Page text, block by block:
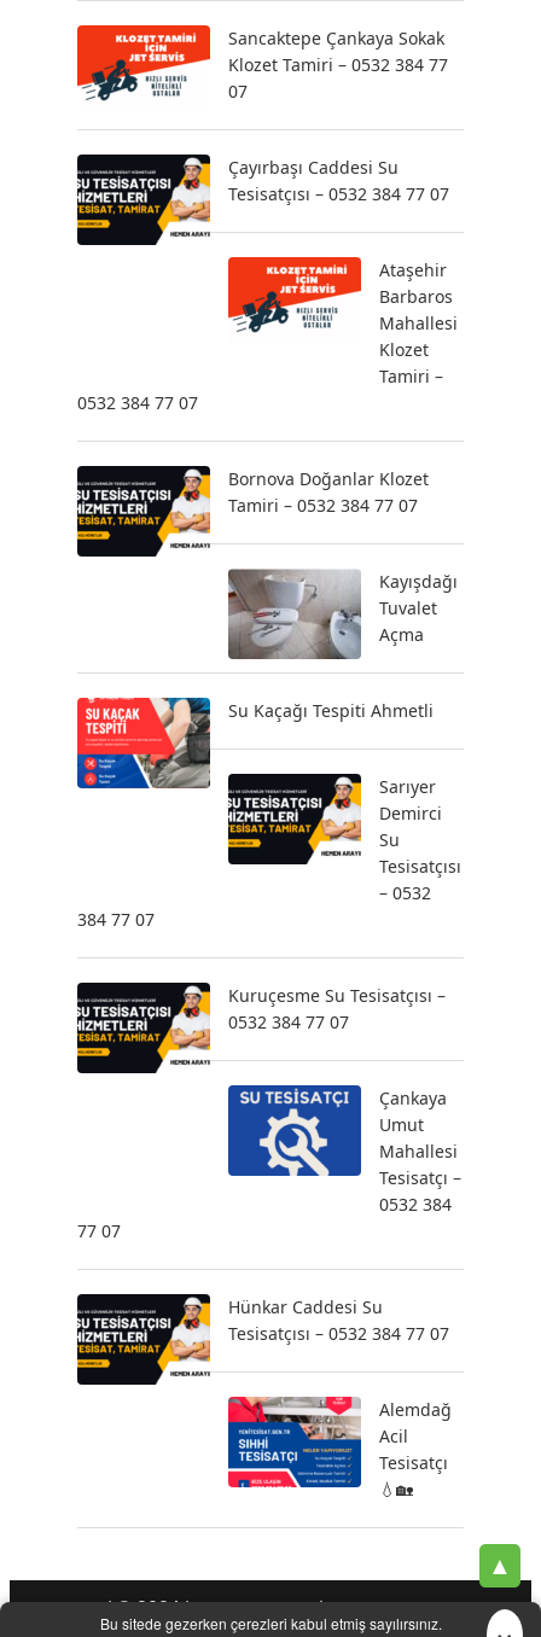
Sancaktepe Çankaya Sokak
Klozet Tamiri – 0532 384 77
07
Çayırbaşı Caddesi Su
Tesisatçısı – 0532 384 77 07
Ataşehir
Barbaros
Mahallesi
Klozet
Tamiri –
0532 384 77 07
Bornova Doğanlar Klozet
Tamiri – 0532 384 77 07
Kayışdağı
Tuvalet
Açma
Su Kaçağı Tespiti Ahmetli
Sarıyer
Demirci
Su
Tesisatçısı
– 0532
384 77 07
Kuruçesme Su Tesisatçısı –
0532 384 77 07
Çankaya
Umut
Mahallesi
Tesisatçı –
0532 384
77 07
Hünkar Caddesi Su
Tesisatçısı – 0532 384 77 07
Alemdağ
Acil
Tesisatçı
💧🏡
Bu sitede gezerken çerezleri kabul etmiş sayılırsınız.
▲
| © 2024 |- - - Klozet
Su Kaçak Tespiti-Su Tesisatçı-Su Tesisat Hizmetleri-